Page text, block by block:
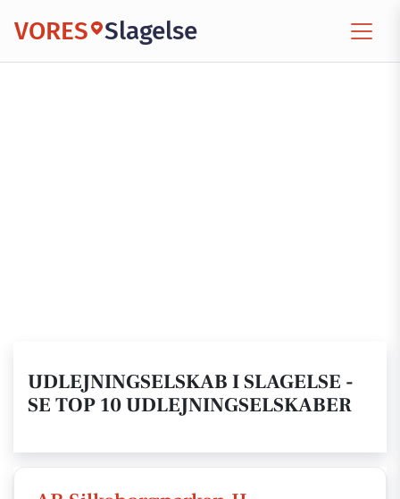
VORES Slagelse
UDLEJNINGSELSKAB I SLAGELSE -
SE TOP 10 UDLEJNINGSELSKABER